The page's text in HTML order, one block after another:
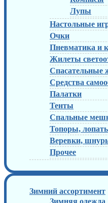
Лупы
Настольные
Очки
Пневматика и
Жилеты
Спасательные
Средства
Палатки
Тенты
Спальные
Топоры,
Веревки,
Прочее
Зимний ассортимент